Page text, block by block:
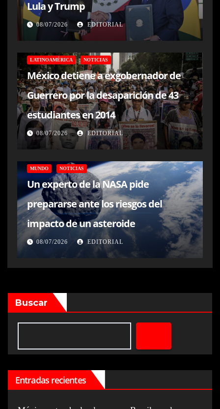
Lula y Trump
08/07/2026 EDITORIAL
LATINOAMÉRICA NOTICIAS
México detiene a exgobernador de
Guerrero por la desaparición de 43
estudiantes en 2014
08/07/2026 EDITORIAL
MUNDO NOTICIAS
Un experto de la NASA pide
prepararse ante los riesgos del
impacto de un asteroide
08/07/2026 EDITORIAL
Buscar
Entradas recientes